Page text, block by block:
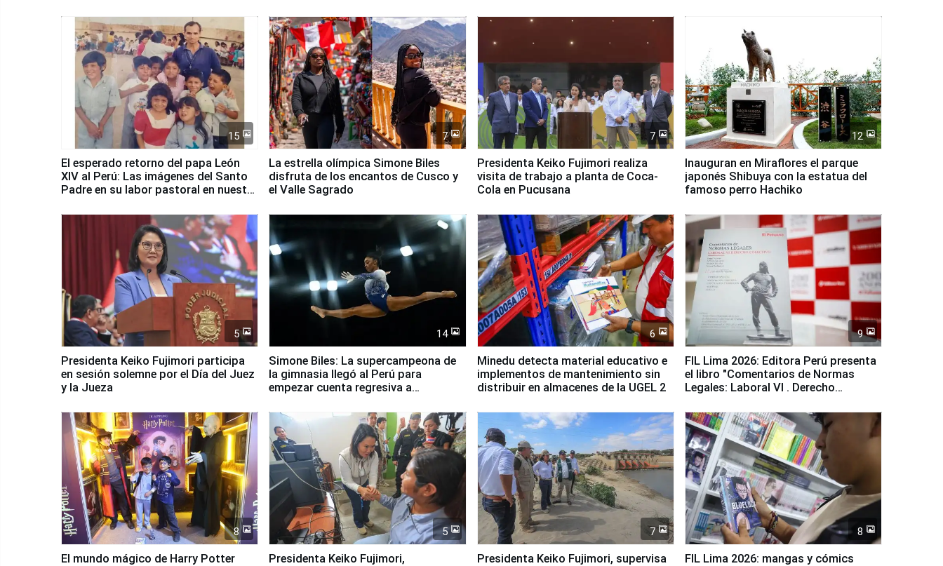
15
El esperado retorno del papa León
XIV al Perú: Las imágenes del Santo
Padre en su labor pastoral en nuestro
7
La estrella olímpica Simone Biles
disfruta de los encantos de Cusco y
el Valle Sagrado
7
Presidenta Keiko Fujimori realiza
visita de trabajo a planta de Coca-
Cola en Pucusana
12
Inauguran en Miraflores el parque
japonés Shibuya con la estatua del
famoso perro Hachiko
5
Presidenta Keiko Fujimori participa
en sesión solemne por el Día del Juez
y la Jueza
14
Simone Biles: La supercampeona de
la gimnasia llegó al Perú para
empezar cuenta regresiva a
6
Minedu detecta material educativo e
implementos de mantenimiento sin
distribuir en almacenes de la UGEL 2
9
FIL Lima 2026: Editora Perú presenta
el libro "Comentarios de Normas
Legales: Laboral Vl . Derecho
8
El mundo mágico de Harry Potter
5
Presidenta Keiko Fujimori,
7
Presidenta Keiko Fujimori, supervisa
8
FIL Lima 2026: mangas y cómics